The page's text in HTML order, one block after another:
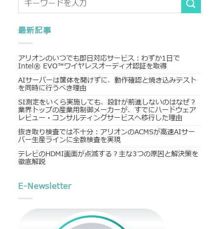
最新記事
アリオンのいつでも即日対応サービス：わずか1日で
Intel® EVO™ワイヤレスオーディオ認証を取得
AIサーバーは筐体を開けずに、動作確認と焼き込みテスト
を同時に行うべき理由
SI測定をいくら実施しても、設計が前進しないのはなぜ？
業界トップの産業用制御メーカーが、すでにハードウェア
レビュー・コンサルティングサービスへ移行した理由
抜き取り検査では不十分：アリオンのACMSが高速AIサー
バー生産ラインに全数検査を実現
テレビのHDMI画面が点滅する？主な3つの原因と解決策を
徹底解説
E-Newsletter